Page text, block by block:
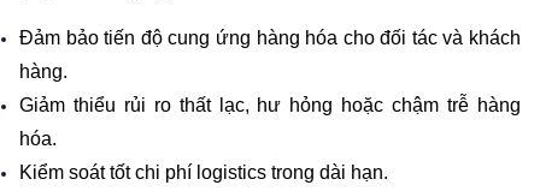
Đảm bảo tiến độ cung ứng hàng hóa cho đối tác và khách
hàng.
Giảm thiểu rủi ro thất lạc, hư hỏng hoặc chậm trễ hàng
hóa.
Kiểm soát tốt chi phí logistics trong dài hạn.